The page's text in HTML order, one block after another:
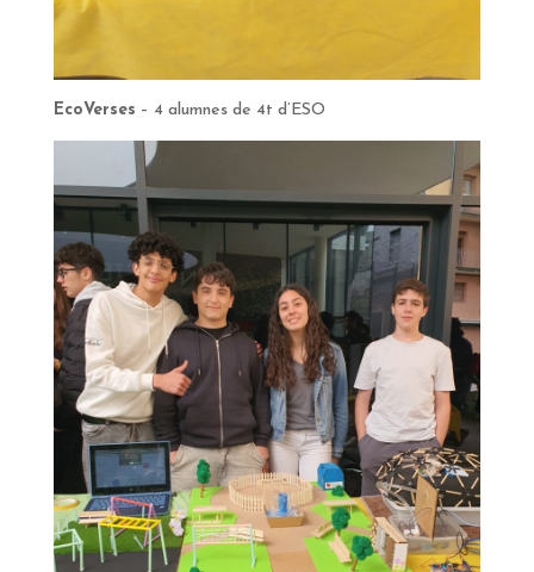
EcoVerses – 4 alumnes de 4t d’ESO